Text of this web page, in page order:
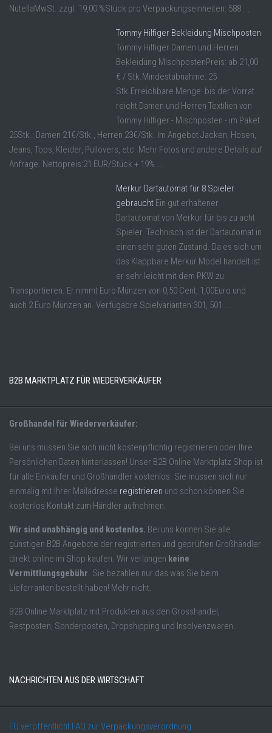
NutellaMwSt. zzgl. 19,00 %Stück pro Verpackungseinheiten: 588 ...
Tommy Hilfiger Bekleidung Mischposten
Tommy Hilfiger Damen und Herren
Bekleidung MischpostenPreis: ab 21,00
€ / Stk.Mindestabnahme: 25
Stk.Erreichbare Menge: bis der Vorrat
reicht Damen und Herren Textilien von
Tommy Hilfiger - Mischposten - im Paket
25Stk.: Damen 21€/Stk., Herren 23€/Stk. Im Angebot Jacken, Hosen,
Jeans, Tops, Kleider, Pullovers, etc. Mehr Fotos und andere Details auf
Anfrage. Nettopreis:21 EUR/Stück + 19% ...
Merkur Dartautomat für 8 Spieler
gebraucht Ein gut erhaltener
Dartautomat von Merkur für bis zu acht
Spieler. Technisch ist der Dartautomat in
einen sehr guten Zustand. Da es sich um
das Klappbare Merkur Model handelt ist
er sehr leicht mit dem PKW zu
Transportieren. Er nimmt Euro Münzen von 0,50 Cent, 1,00Euro und
auch 2 Euro Münzen an. Verfügabre Spielvarianten:301, 501 ...
B2B MARKTPLATZ FÜR WIEDERVERKÄUFER
Großhandel für Wiederverkäufer:
Bei uns müssen Sie sich nicht kostenpflichtig registrieren oder Ihre
Persönlichen Daten hinterlassen! Unser B2B Online Marktplatz Shop ist
für alle Einkäufer und Großhändler kostenlos. Sie müssen sich nur
einmalig mit Ihrer Mailadresse registrieren und schon können Sie
kostenlos Kontakt zum Händler aufnehmen.
Wir sind unabhängig und kostenlos. Bei uns können Sie alle
günstigen B2B Angebote der registrierten und geprüften Großhändler
direkt online im Shop kaufen. Wir verlangen keine
Vermittlungsgebühr . Sie bezahlen nur das was Sie beim
Lieferranten bestellt haben! Mehr nicht.
B2B Online Marktplatz mit Produkten aus den Grosshandel,
Restposten, Sonderposten, Dropshipping und Insolvenzwaren.
NACHRICHTEN AUS DER WIRTSCHAFT
EU veröffentlicht FAQ zur Verpackungsverordnung